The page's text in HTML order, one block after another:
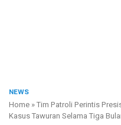
NEWS
Home »Tim Patroli Perintis
Kasus Tawuran Selama Tiga